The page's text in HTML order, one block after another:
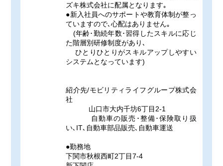
ズキ株式会社に配属となります｡
●新入社員へのサポートや教育体制が整っ
ていますので､心配はありません｡
(年齢･勤続年数･習得したスキルに応じ
た階層別研修制度があり､
ひとりひとりがスキルアップしやすい
システムとなっています)
紹介先/モビリティライフグループ株式会
社
山口市大内千坊6丁目2-1
自動車の販売･整備･保険取り扱
い､IT､自動車部品販売､自動車運送
●勤務地
下関市秋根西町2丁目7-4